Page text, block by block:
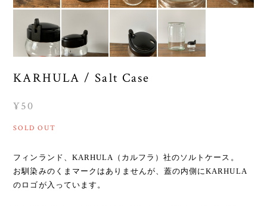
KARHULA / Salt Case
¥50
SOLD OUT
フィンランド、KARHULA（カルフラ）社のソルトケース。
お馴染みのくまマークはありませんが、蓋の内側にKARHULA
のロゴが入っています。